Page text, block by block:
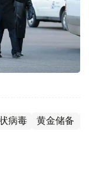
病毒 黄金储备